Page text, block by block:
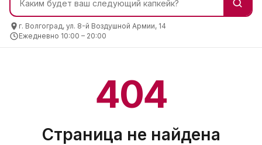
г. Волгоград, ул. 8-й Воздушной Армии, 14
Ежедневно 10:00 – 20:00
404
Страница не найдена